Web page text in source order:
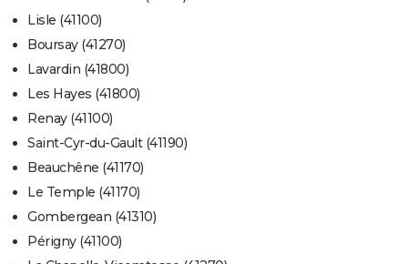
Lisle (41100)
Boursay (41270)
Lavardin (41800)
Les Hayes (41800)
Renay (41100)
Saint-Cyr-du-Gault (41190)
Beauchêne (41170)
Le Temple (41170)
Gombergean (41310)
Périgny (41100)